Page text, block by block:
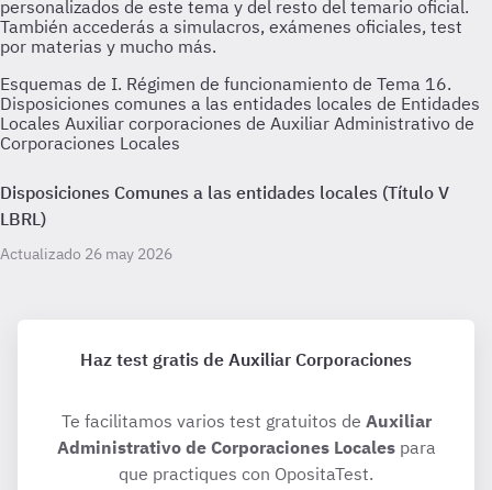
Esquemas de I. Régimen de funcionamiento de Tema 16.
Disposiciones comunes a las entidades locales de Entidades
Locales Auxiliar corporaciones de Auxiliar Administrativo de
Corporaciones Locales
Disposiciones Comunes a las entidades locales (Título V
LBRL)
Actualizado 26 may 2026
Haz test gratis de Auxiliar Corporaciones
Te facilitamos varios test gratuitos de Auxiliar
Administrativo de Corporaciones Localespara
que practiques con OpositaTest.